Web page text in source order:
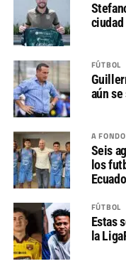
ciudad
FÚTBOL
aún
A FONDO
Seis
los
FÚTBOL
Estas
la